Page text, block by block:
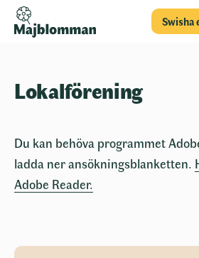
Swisha
Lokalförening
Du kan behöva programmet
ladda ner ansökningsblanketten.
Adobe Reader.